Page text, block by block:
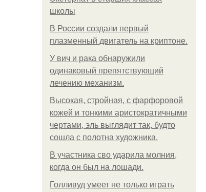
школы
В России создали первый
плазменный двигатель на криптоне.
У вич и рака обнаружили
одинаковый препятствующий
лечению механизм.
Высокая, стройная, с фарфоровой
кожей и тонкими аристократичными
чертами, эль выглядит так, будто
сошла с полотна художника.
В участника сво ударила молния,
когда он был на лошади.
Голливуд умеет не только играть